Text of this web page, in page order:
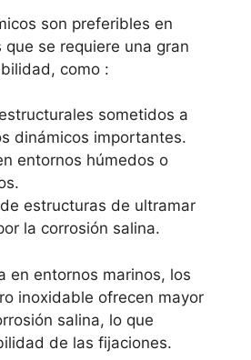
son preferibles en
se requiere una gran
como :
sometidos a
dinámicos importantes.
entornos húmedos o
estructuras de ultramar
la corrosión salina.
en entornos marinos, los
inoxidable ofrecen mayor
salina, lo que
de las fijaciones.